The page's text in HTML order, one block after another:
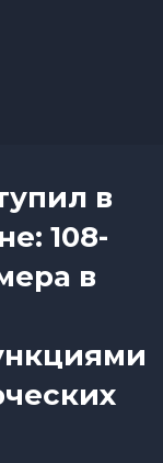
в
108-
в